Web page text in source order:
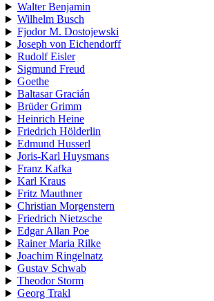
Walter Benjamin
Wilhelm Busch
Fjodor M. Dostojewski
Joseph von Eichendorff
Rudolf Eisler
Sigmund Freud
Goethe
Baltasar Gracián
Brüder Grimm
Heinrich Heine
Friedrich Hölderlin
Edmund Husserl
Joris-Karl Huysmans
Franz Kafka
Karl Kraus
Fritz Mauthner
Christian Morgenstern
Friedrich Nietzsche
Edgar Allan Poe
Rainer Maria Rilke
Joachim Ringelnatz
Gustav Schwab
Theodor Storm
Georg Trakl